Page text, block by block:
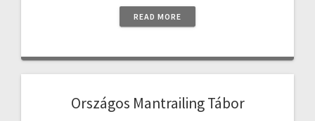
READ MORE
Országos Mantrailing Tábor